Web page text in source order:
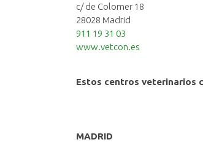
c/ de Colomer 18
28028 Madrid
911 19 31 03
www.vetcon.es
Estos centros veterinarios
MADRID